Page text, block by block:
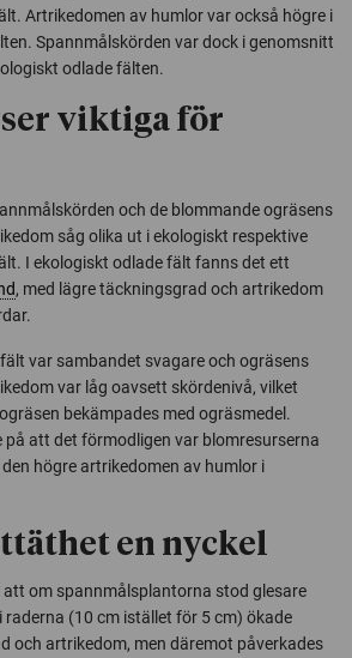
Artrikedomen av humlor var också högre i
Spannmålskörden var dock i genomsnitt
odlade fälten.
viktiga för
och de blommande ogräsens
såg olika ut i ekologiskt respektive
I ekologiskt odlade fält fanns det ett
, med lägre täckningsgrad och artrikedom
var sambandet svagare och ogräsens
var låg oavsett skördenivå, vilket
bekämpades med ogräsmedel.
på att det förmodligen var blomresurserna
högre artrikedomen av humlor i
en nyckel
att om spannmålsplantorna stod glesare
raderna (10 cm istället för 5 cm) ökade
och artrikedom, men däremot påverkades